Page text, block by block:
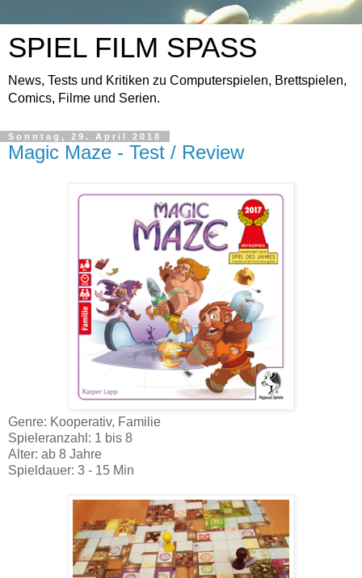
SPIEL FILM SPASS
News, Tests und Kritiken zu Computerspielen, Brettspielen,
Comics, Filme und Serien.
Sonntag, 29. April 2018
Magic Maze - Test / Review
Genre: Kooperativ, Familie
Spieleranzahl: 1 bis 8
Alter: ab 8 Jahre
Spieldauer: 3 - 15 Min